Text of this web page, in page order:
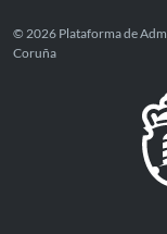
© 2026 Plataforma de
Coruña